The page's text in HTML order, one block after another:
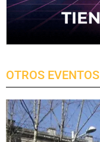
OTROS EVENTOS